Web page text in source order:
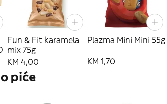
Fun & Fit karamela
mix 75g
KM 4,00
Plazma Mini Mini 55g
KM 1,70
piće